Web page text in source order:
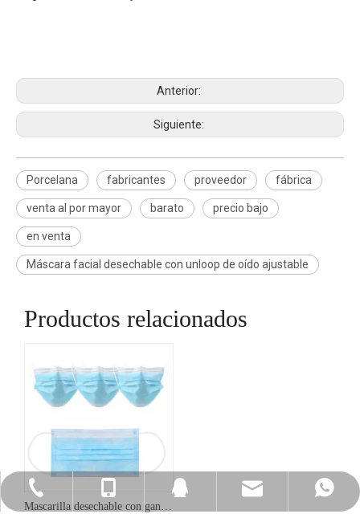
Anterior:
Siguiente:
Porcelana fabricantes proveedor fábrica
venta al por mayor barato precio bajo
en venta
Máscara facial desechable con unloop de oído ajustable
Productos relacionados
Mascarilla desechable con gancho para la oreja
+86-20-22105997
+86-13719005255
2264186188
Sales@topmedi.com
+86-13719005255